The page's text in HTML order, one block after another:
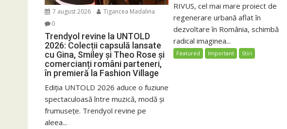
7 august 2026
Tigancea Madalina
0
Trendyol revine la UNTOLD
2026: Colecții capsulă lansate
cu Gina, Smiley și Theo Rose și
comercianți români parteneri,
în premieră la Fashion Village
Ediția UNTOLD 2026 aduce o fuziune
spectaculoasă între muzică, modă și
frumusețe. Trendyol revine pe
aleea...
RIVUS, cel mai mare proiect de
regenerare urbană aflat în
dezvoltare în România, schimbă
radical imaginea...
Featured Important Stiri